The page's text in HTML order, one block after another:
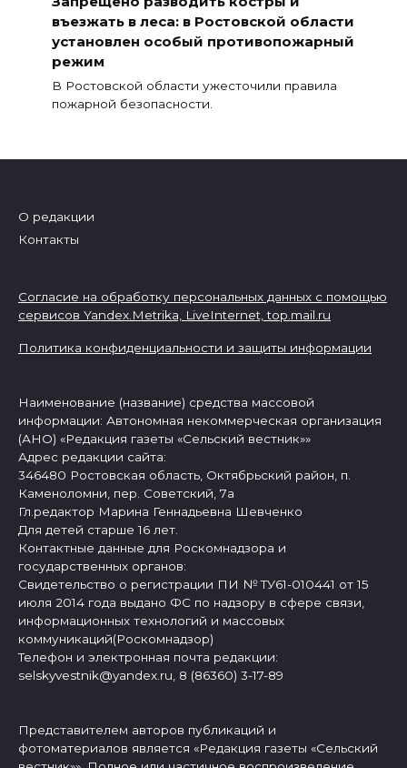
въезжать в леса: в Ростовской области
установлен особый противопожарный
режим
В Ростовской области ужесточили правила
пожарной безопасности.
О редакции
Контакты
Согласие на обработку персональных данных с помощью
сервисов Yandex.Metrika, LiveInternet,top.mail.ru
Политика конфиденциальности и защиты информации
Наименование (название) средства массовой
информации: Автономная некоммерческая организация
(АНО) «Редакция газеты «Сельский вестник»»
Адрес редакции сайта:
346480 Ростовская область, Октябрьский район, п.
Каменоломни, пер. Советский, 7а
Гл.редактор Марина Геннадьевна Шевченко
Для детей старше 16 лет.
Контактные данные для Роскомнадзора и
государственных органов:
Свидетельство о регистрации ПИ № ТУ61-010441 от 15
июля 2014 года выдано ФС по надзору в сфере связи,
информационных технологий и массовых
коммуникаций(Роскомнадзор)
Телефон и электронная почта редакции:
selskyvestnik@yandex.ru, 8 (86360) 3-17-89
Представителем авторов публикаций и
фотоматериалов является «Редакция газеты «Сельский